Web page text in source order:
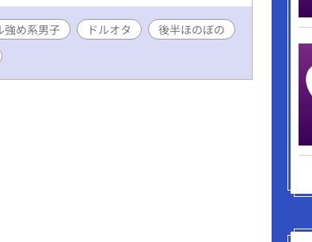
強め系男子 ドルオタ
後半ほのぼの